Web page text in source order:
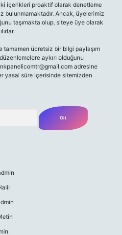
içerikleri proaktif olarak denetleme
bulunmamaktadır. Ancak, üyelerimiz
taşımakta olup, siteye üye olarak
tamamen ücretsiz bir bilgi paylaşım
aykırı olduğunu
adresine
yasal süre içerisinde sitemizden